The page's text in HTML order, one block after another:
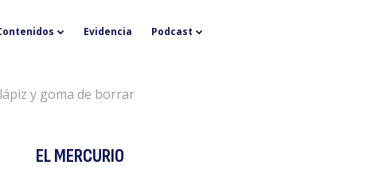
Evidencia Podcast
y goma de borrar
EL MERCURIO